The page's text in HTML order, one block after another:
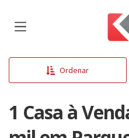
Ordenar
1 Casa à